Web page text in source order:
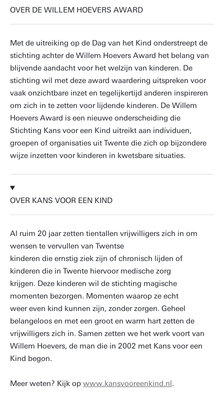
OVER DE WILLEM HOEVERS AWARD
Met de uitreiking op de Dag van het Kind onderstreept de
stichting achter de Willem Hoevers Award het belang van
blijvende aandacht voor het welzijn van kinderen. De
stichting wil met deze award waardering uitspreken voor
vaak onzichtbare inzet en tegelijkertijd anderen inspireren
om zich in te zetten voor lijdende kinderen. De Willem
Hoevers Award is een nieuwe onderscheiding die
Stichting Kans voor een Kind uitreikt aan individuen,
groepen of organisaties uit Twente die zich op bijzondere
wijze inzetten voor kinderen in kwetsbare situaties.
OVER KANS VOOR EEN KIND
Al ruim 20 jaar zetten tientallen vrijwilligers zich in om
wensen te vervullen van Twentse
kinderen die ernstig ziek zijn of chronisch lijden of
kinderen die in Twente hiervoor medische zorg
krijgen. Deze kinderen wil de stichting magische
momenten bezorgen. Momenten waarop ze echt
weer even kind kunnen zijn, zonder zorgen. Geheel
belangeloos en met een groot en warm hart zetten de
vrijwilligers zich in. Samen zetten we het werk voort van
Willem Hoevers, de man die in 2002 met Kans voor een
Kind begon.
Meer weten? Kijk op www.kansvooreenkind.nl.